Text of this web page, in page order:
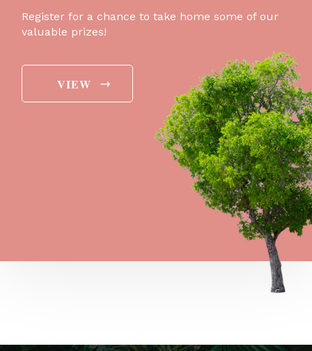
Register for a chance to take home some of our
valuable prizes!
VIEW →